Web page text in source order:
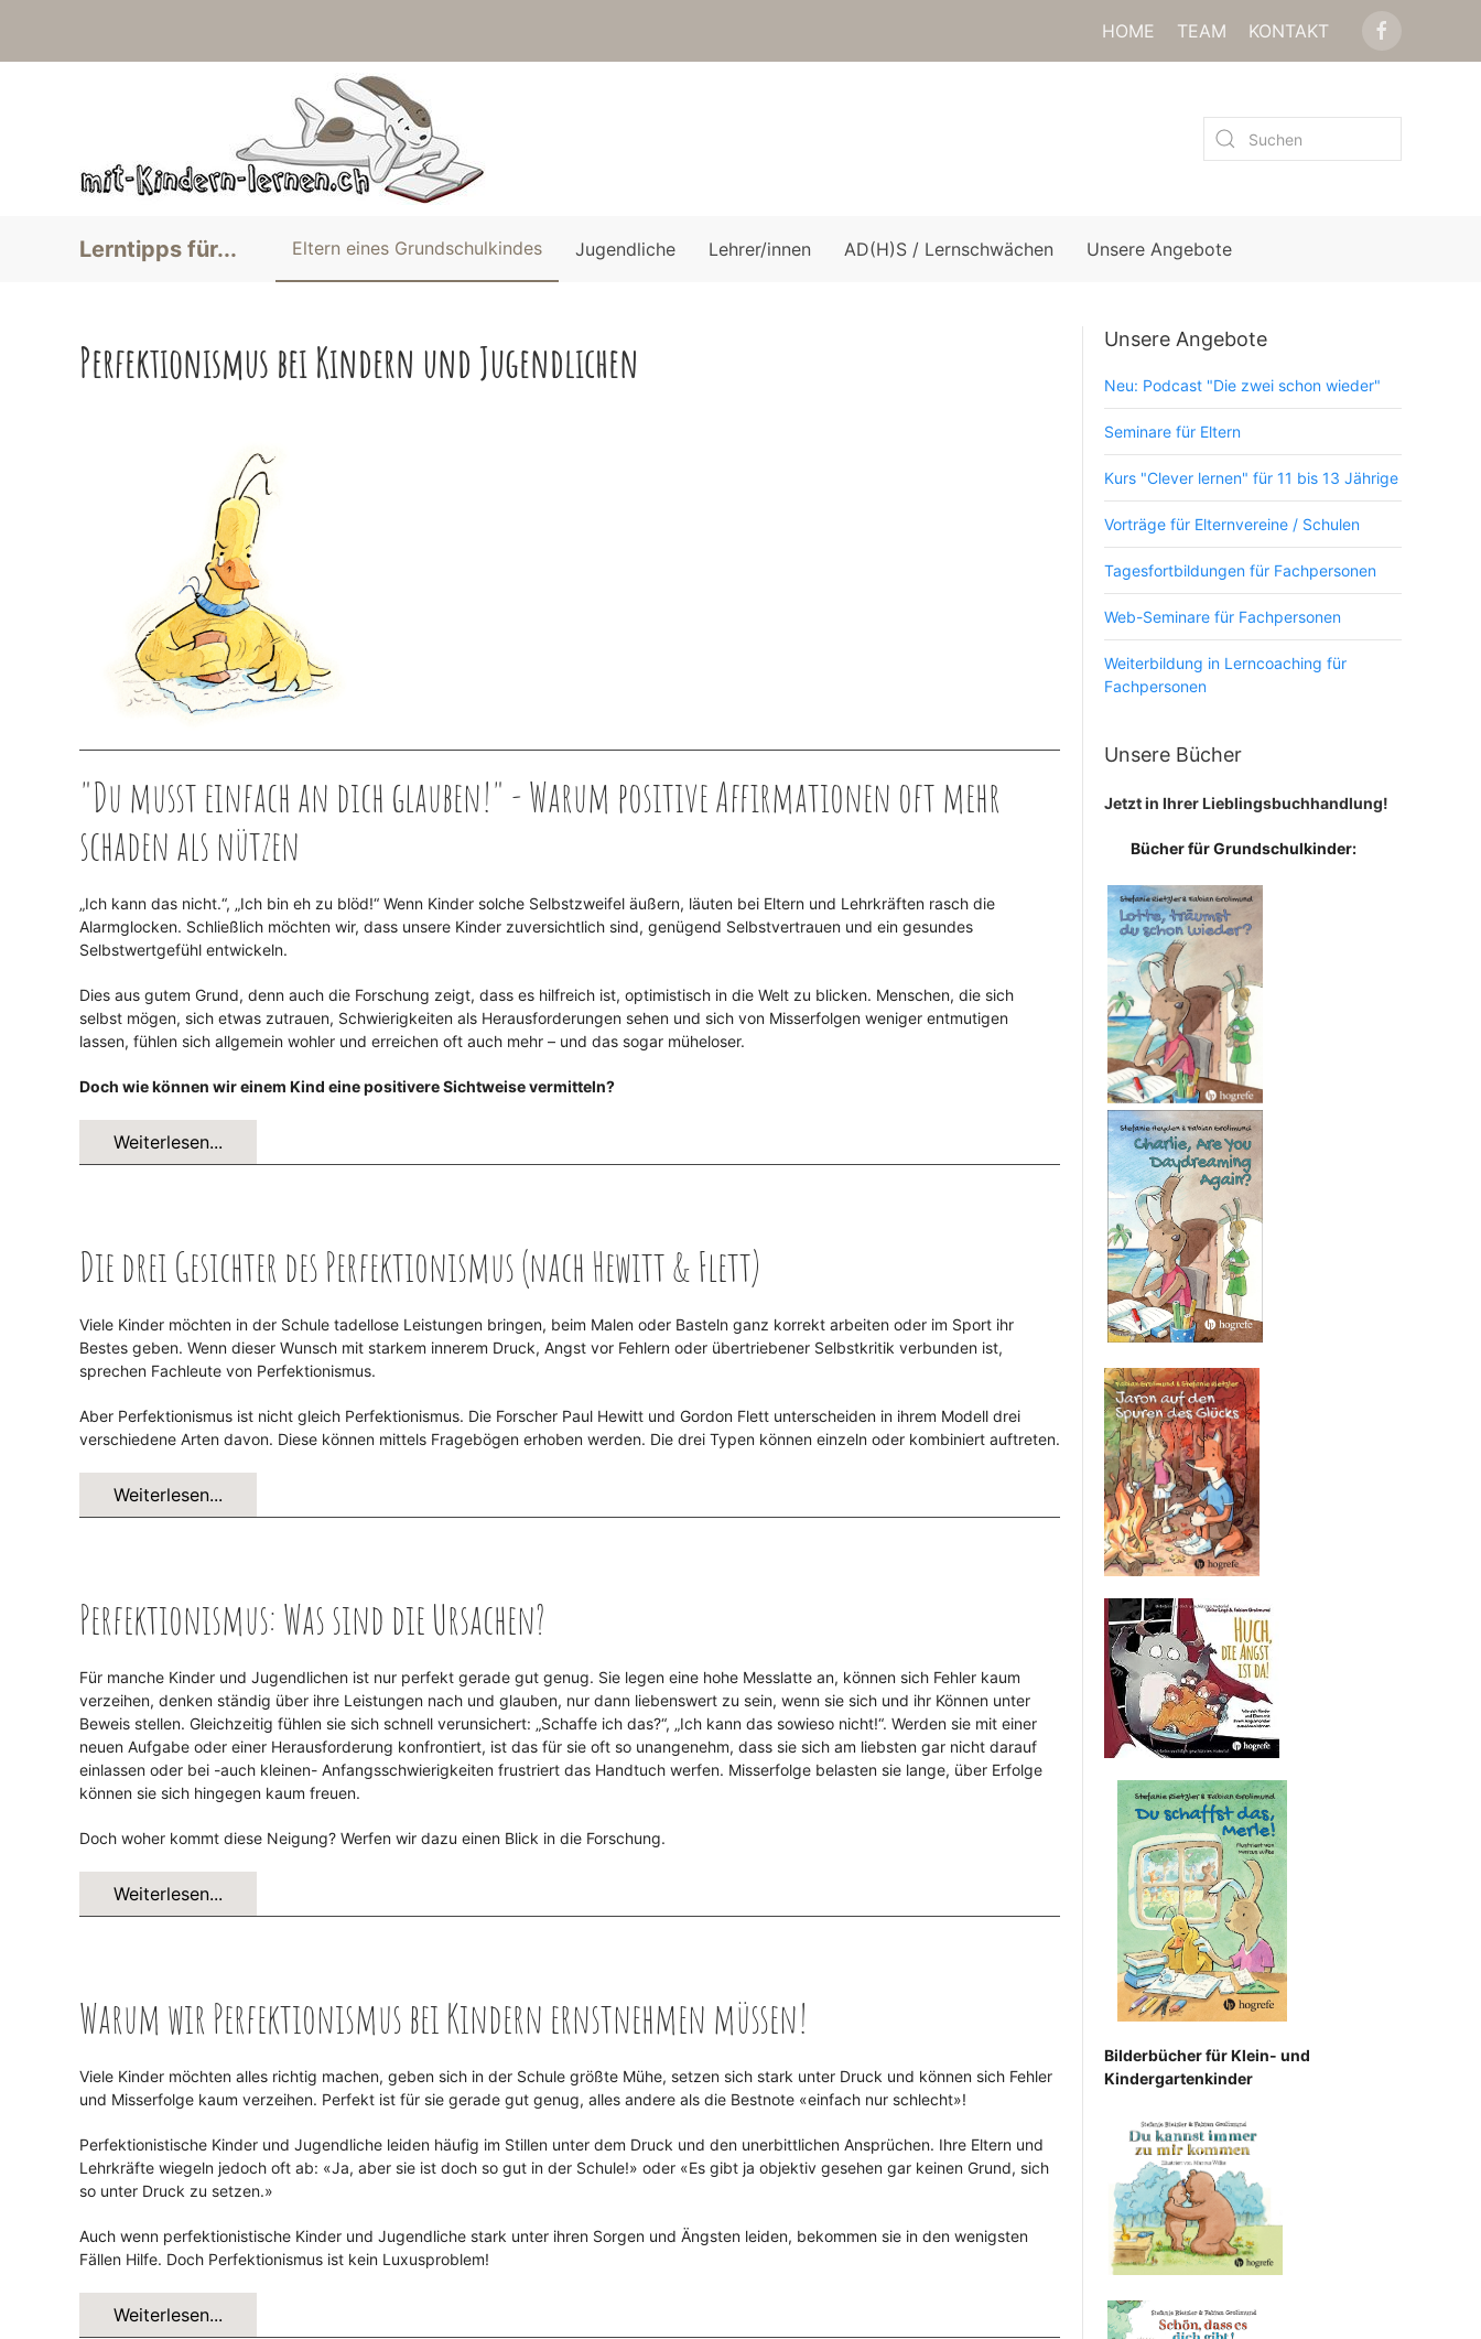
HOME TEAM KONTAKT
Lerntipps für... Eltern eines Grundschulkindes Jugendliche Lehrer/innen AD(H)S / Lernschwächen Unsere Angebote
Perfektionismus bei Kindern und Jugendlichen
"Du musst einfach an dich glauben!" - Warum positive Affirmationen oft mehr
schaden als nützen
„Ich kann das nicht.“, „Ich bin eh zu blöd!“ Wenn Kinder solche Selbstzweifel äußern, läuten bei Eltern und Lehrkräften rasch die
Alarmglocken. Schließlich möchten wir, dass unsere Kinder zuversichtlich sind, genügend Selbstvertrauen und ein gesundes
Selbstwertgefühl entwickeln.
Dies aus gutem Grund, denn auch die Forschung zeigt, dass es hilfreich ist, optimistisch in die Welt zu blicken. Menschen, die sich
selbst mögen, sich etwas zutrauen, Schwierigkeiten als Herausforderungen sehen und sich von Misserfolgen weniger entmutigen
lassen, fühlen sich allgemein wohler und erreichen oft auch mehr – und das sogar müheloser.
Doch wie können wir einem Kind eine positivere Sichtweise vermitteln?
Weiterlesen...
Die drei Gesichter des Perfektionismus (nach Hewitt & Flett)
Viele Kinder möchten in der Schule tadellose Leistungen bringen, beim Malen oder Basteln ganz korrekt arbeiten oder im Sport ihr
Bestes geben. Wenn dieser Wunsch mit starkem innerem Druck, Angst vor Fehlern oder übertriebener Selbstkritik verbunden ist,
sprechen Fachleute von Perfektionismus.
Aber Perfektionismus ist nicht gleich Perfektionismus. Die Forscher Paul Hewitt und Gordon Flett unterscheiden in ihrem Modell drei
verschiedene Arten davon. Diese können mittels Fragebögen erhoben werden. Die drei Typen können einzeln oder kombiniert auftreten.
Weiterlesen...
Perfektionismus: Was sind die Ursachen?
Für manche Kinder und Jugendlichen ist nur perfekt gerade gut genug. Sie legen eine hohe Messlatte an, können sich Fehler kaum
verzeihen, denken ständig über ihre Leistungen nach und glauben, nur dann liebenswert zu sein, wenn sie sich und ihr Können unter
Beweis stellen. Gleichzeitig fühlen sie sich schnell verunsichert: „Schaffe ich das?“, „Ich kann das sowieso nicht!“. Werden sie mit einer
neuen Aufgabe oder einer Herausforderung konfrontiert, ist das für sie oft so unangenehm, dass sie sich am liebsten gar nicht darauf
einlassen oder bei -auch kleinen- Anfangsschwierigkeiten frustriert das Handtuch werfen. Misserfolge belasten sie lange, über Erfolge
können sie sich hingegen kaum freuen.
Doch woher kommt diese Neigung? Werfen wir dazu einen Blick in die Forschung.
Weiterlesen...
Warum wir Perfektionismus bei Kindern ernstnehmen müssen!
Viele Kinder möchten alles richtig machen, geben sich in der Schule größte Mühe, setzen sich stark unter Druck und können sich Fehler
und Misserfolge kaum verzeihen. Perfekt ist für sie gerade gut genug, alles andere als die Bestnote «einfach nur schlecht»!
Perfektionistische Kinder und Jugendliche leiden häufig im Stillen unter dem Druck und den unerbittlichen Ansprüchen. Ihre Eltern und
Lehrkräfte wiegeln jedoch oft ab: «Ja, aber sie ist doch so gut in der Schule!» oder «Es gibt ja objektiv gesehen gar keinen Grund, sich
so unter Druck zu setzen.»
Auch wenn perfektionistische Kinder und Jugendliche stark unter ihren Sorgen und Ängsten leiden, bekommen sie in den wenigsten
Fällen Hilfe. Doch Perfektionismus ist kein Luxusproblem!
Weiterlesen...
Unsere Angebote
Neu: Podcast "Die zwei schon wieder"
Seminare für Eltern
Kurs "Clever lernen" für 11 bis 13 Jährige
Vorträge für Elternvereine / Schulen
Tagesfortbildungen für Fachpersonen
Web-Seminare für Fachpersonen
Weiterbildung in Lerncoaching für
Fachpersonen
Unsere Bücher
Jetzt in Ihrer Lieblingsbuchhandlung!
Bücher für Grundschulkinder:
Bilderbücher für Klein- und
Kindergartenkinder